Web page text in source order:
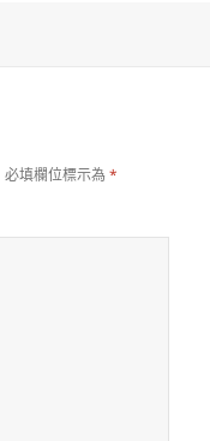
必填欄位標示為*